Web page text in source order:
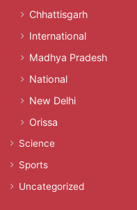
Chhattisgarh
International
Madhya Pradesh
National
New Delhi
Orissa
Science
Sports
Uncategorized